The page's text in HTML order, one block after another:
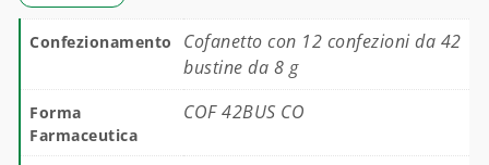
Confezionamento
Cofanetto con 12 confezioni da 42
bustine da 8 g
Forma
Farmaceutica
COF 42BUS CO